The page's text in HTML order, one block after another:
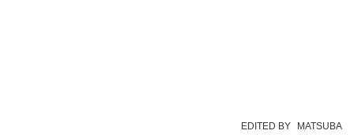
EDITED BY MATSUBA